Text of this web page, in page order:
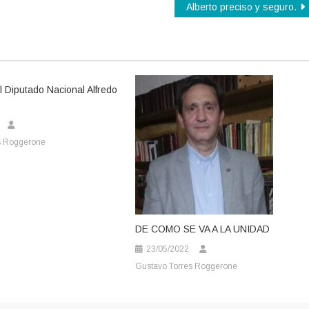
Alberto preciso y seguro.
Diputado Nacional Alfredo
Roggerone
DE COMO SE VA A LA UNIDAD
23/05/2022
Gustavo Torres Roggerone